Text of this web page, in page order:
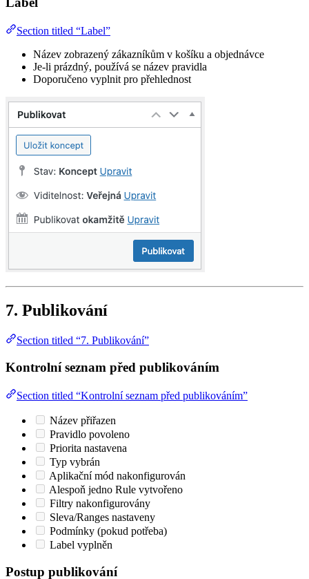
Section titled “Label”
Název zobrazený zákazníkům v košíku a objednávce
Je-li prázdný, používá se název pravidla
Doporučeno vyplnit pro přehlednost
7. Publikování
Section titled “7. Publikování”
Kontrolní seznam před publikováním
Section titled “Kontrolní seznam před publikováním”
Název přiřazen
Pravidlo povoleno
Priorita nastavena
Typ vybrán
Aplikační mód nakonfigurován
Alespoň jedno Rule vytvořeno
Filtry nakonfigurovány
Sleva/Ranges nastaveny
Podmínky (pokud potřeba)
Label vyplněn
Postup publikování